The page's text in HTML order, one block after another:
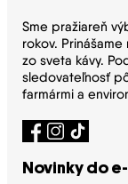
Sme pražiareň
rokov.
zo sveta kávy.
sledovateľnosť
farmármi a
Novinky do